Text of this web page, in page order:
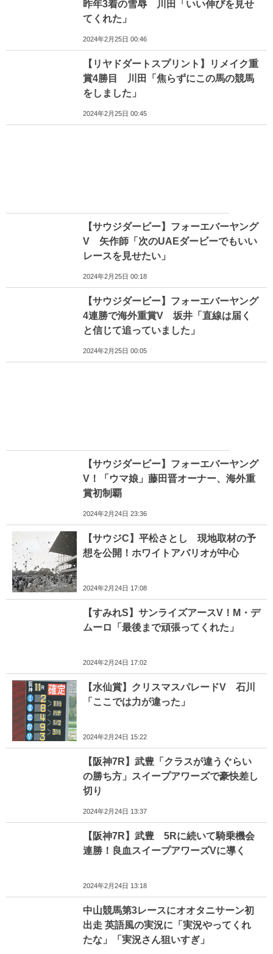
昨年3着の雪辱 川田「いい伸びを見せ
てくれた」
2024年2月25日 00:46
【リヤドダートスプリント】リメイク重
賞4勝目 川田「焦らずにこの馬の競馬
をしました」
2024年2月25日 00:45
【サウジダービー】フォーエバーヤング
V 矢作師「次のUAEダービーでもいい
レースを見せたい」
2024年2月25日 00:18
【サウジダービー】フォーエバーヤング
4連勝で海外重賞V 坂井「直線は届く
と信じて追っていました」
2024年2月25日 00:05
【サウジダービー】フォーエバーヤング
V！「ウマ娘」藤田晋オーナー、海外重
賞初制覇
2024年2月24日 23:36
【サウジC】平松さとし 現地取材の予
想を公開！ホワイトアバリオが中心
2024年2月24日 17:08
【すみれS】サンライズアースV！M・デ
ムーロ「最後まで頑張ってくれた」
2024年2月24日 17:02
【水仙賞】クリスマスパレードV 石川
「ここでは力が違った」
2024年2月24日 15:22
【阪神7R】武豊「クラスが違うぐらい
の勝ち方」スイープアワーズで豪快差し
切り
2024年2月24日 13:37
【阪神7R】武豊 5Rに続いて騎乗機会
連勝！良血スイープアワーズVに導く
2024年2月24日 13:18
中山競馬第3レースにオオタニサーン初
出走 英語風の実況に「実況やってくれ
たな」「実況さん狙いすぎ」